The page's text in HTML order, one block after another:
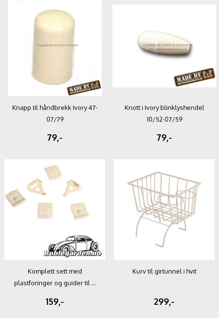
Knapp til håndbrekk Ivory 47-
07/79
79,-
Knott i Ivory blinklyshendel
10/52-07/59
79,-
Komplett sett med
plastforinger og guider til ...
159,-
Kurv til girtunnel i hvit
299,-